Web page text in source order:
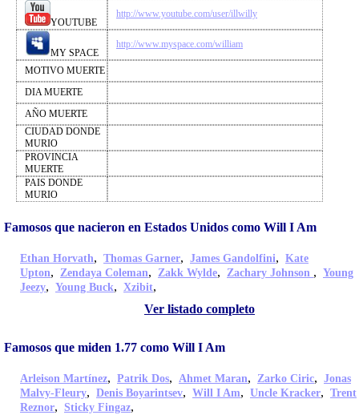
YOUTUBE
http://www.youtube.com/user/illwilly
MY SPACE
http://www.myspace.com/william
MOTIVO MUERTE
DIA MUERTE
AÑO MUERTE
CIUDAD DONDE
MURIO
PROVINCIA
MUERTE
PAIS DONDE
MURIO
Famosos que nacieron en Estados Unidos como Will I Am
Ethan Horvath, Thomas Garner, James Gandolfini, Kate
Upton, Zendaya Coleman, Zakk Wylde, Zachary Johnson , Young
Jeezy, Young Buck, Xzibit,
Ver listado completo
Famosos que miden 1.77 como Will I Am
Arleison Martínez, Patrik Dos, Ahmet Maran, Zarko Ciric, Jonas
Malvy-Fleury, Denis Boyarintsev, Will I Am, Uncle Kracker, Trent
Reznor, Sticky Fingaz,